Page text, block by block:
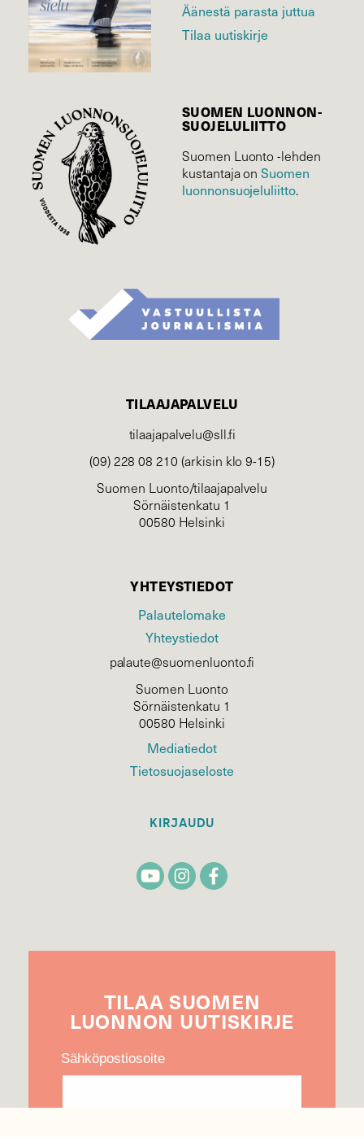
Äänestä parasta juttua
Tilaa uutiskirje
SUOMEN LUONNON­
SUOJELU­LIITTO
Suomen Luonto -lehden
kustantaja onSuomen
luonnonsuojelu­liitto.
TILAAJAPALVELU
tilaajapalvelu@sll.fi
(09) 228 08 210 (arkisin klo 9-15)
Suomen Luonto/tilaajapalvelu
Sörnäistenkatu 1
00580 Helsinki
YHTEYSTIEDOT
Palautelomake
Yhteystiedot
palaute@suomenluonto.fi
Suomen Luonto
Sörnäistenkatu 1
00580 Helsinki
Mediatiedot
Tietosuojaseloste
KIRJAUDU
TILAA SUOMEN
LUONNON UUTIS­KIRJE
Sähköpostiosoite